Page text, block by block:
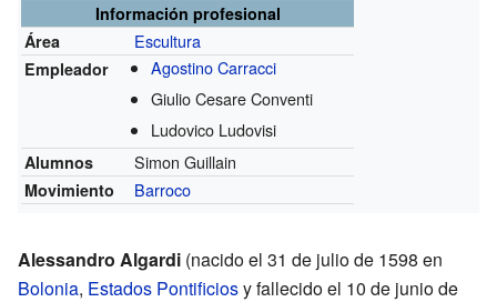
Información profesional
Área
Escultura
Empleador
Agostino Carracci
Giulio Cesare Conventi
Ludovico Ludovisi
Alumnos Simon Guillain
Movimiento Barroco
Alessandro Algardi (nacido el 31 de julio de 1598 en
Bolonia, Estados Pontificiosy fallecido el 10 de junio de